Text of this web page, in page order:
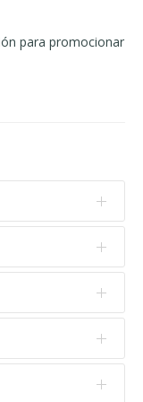
para promocionar